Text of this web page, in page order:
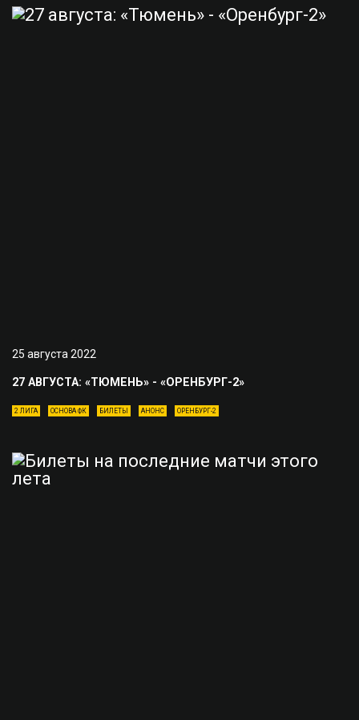
25 августа 2022
27 АВГУСТА: «ТЮМЕНЬ» - «ОРЕНБУРГ-2»
2 ЛИГА ОСНОВА ФК БИЛЕТЫ АНОНС ОРЕНБУРГ-2